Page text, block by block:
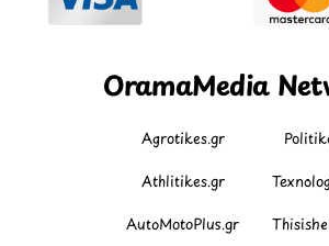
OramaMedia
Agrotikes.gr
Athlitikes.gr
AutoMotoPlus.gr